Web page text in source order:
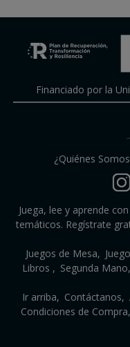
Financiado por la
¿Quiénes
Juega, lee y aprende
temáticos. Regístrate
Juegos de Mesa
Libros
Segunda Mano
Ir arriba Contáctanos
Condiciones de Compra